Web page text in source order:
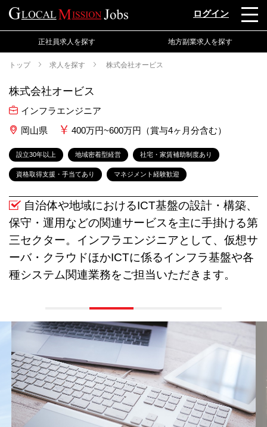
ログイン
正社員求人を探す 地方副業求人を探す
トップ 求人を探す 株式会社オービス
株式会社オービス
インフラエンジニア
岡山県
400万円~600万円（賞与4ヶ月分含む）
設立30年以上 地域密着型経営 社宅・家賃補助制度あり
資格取得支援・手当てあり マネジメント経験歓迎
自治体や地域におけるICT基盤の設計・構築、
保守・運用などの関連サービスを主に手掛ける第
三セクター。インフラエンジニアとして、仮想サ
ーバ・クラウドほかICTに係るインフラ基盤や各
種システム関連業務をご担当いただきます。